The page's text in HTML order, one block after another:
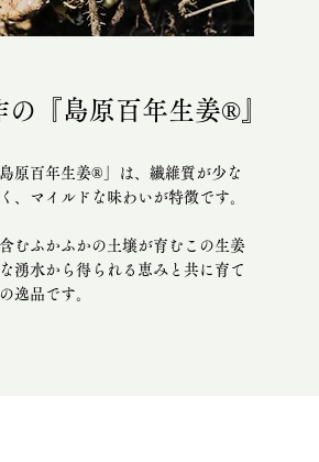
の『島原百年生姜®』
原百年生姜®」は、繊維質が少な
、マイルドな味わいが特徴です。
むふかふかの土壌が育むこの生姜
湧水から得られる恵みと共に育て
逸品です。